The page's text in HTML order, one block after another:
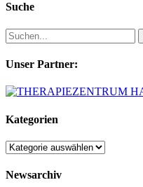
Suche
Unser Partner:
Kategorien
Kategorien
Newsarchiv